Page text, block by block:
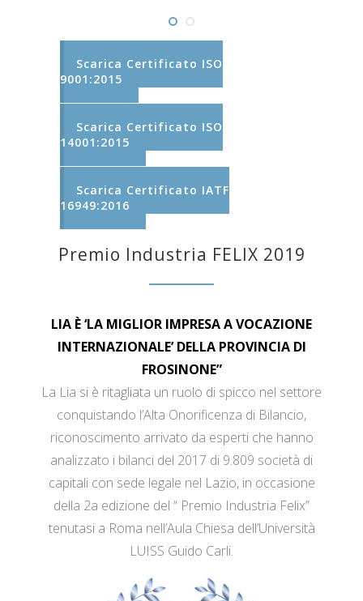
Scarica Certificato ISO
9001:2015
Scarica Certificato ISO
14001:2015
Scarica Certificato IATF
16949:2016
Premio Industria FELIX 2019
LIA È ‘LA MIGLIOR IMPRESA A VOCAZIONE
INTERNAZIONALE’ DELLA PROVINCIA DI
FROSINONE”
La Lia si è ritagliata un ruolo di spicco nel settore
conquistando l’Alta Onorificenza di Bilancio,
riconoscimento arrivato da esperti che hanno
analizzato i bilanci del 2017 di 9.809 società di
capitali con sede legale nel Lazio, in occasione
della 2a edizione del “ Premio Industria Felix”
tenutasi a Roma nell’Aula Chiesa dell’Università
LUISS Guido Carli.